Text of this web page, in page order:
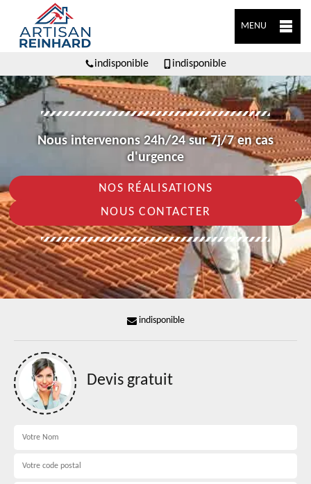
MENU
indisponible indisponible
Nous intervenons 24h/24 sur 7j/7 en cas
d'urgence
NOS RÉALISATIONS
NOUS CONTACTER
indisponible
Devis gratuit